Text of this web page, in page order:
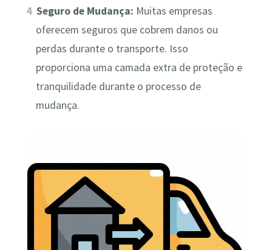
Seguro de Mudança: Muitas empresas
oferecem seguros que cobrem danos ou
perdas durante o transporte. Isso
proporciona uma camada extra de proteção e
tranquilidade durante o processo de
mudança.